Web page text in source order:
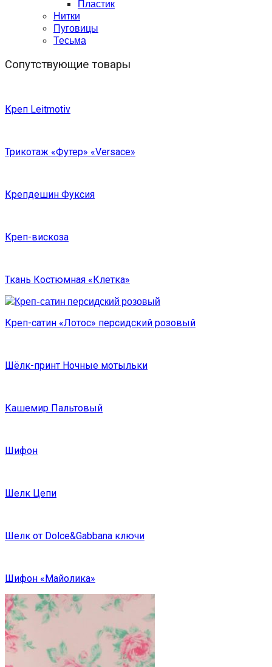
Пластик
Нитки
Пуговицы
Тесьма
Сопутствующие товары
Креп Leitmotiv
Трикотаж «Футер» «Versace»
Крепдешин Фуксия
Креп-вискоза
Ткань Костюмная «Клетка»
Креп-сатин «Лотос» персидский розовый
Шёлк-принт Ночные мотыльки
Кашемир Пальтовый
Шифон
Шелк Цепи
Шелк от Dolce&Gabbana ключи
Шифон «Майолика»